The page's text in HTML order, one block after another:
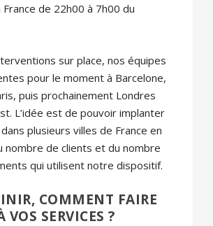
de 22h00 à 7h00 du
sur place, nos équipes
pour le moment à Barcelone,
puis prochainement Londres
L’idée est de pouvoir implanter
plusieurs villes de France en
nombre de clients et du nombre
qui utilisent notre dispositif.
COMMENT FAIRE
VOS SERVICES ?